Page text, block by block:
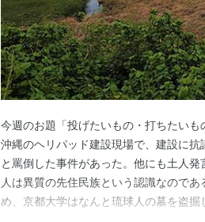
今週のお題「投げたいもの・打ちたいも
沖縄のヘリパッド建設現場で、建設に抗
と罵倒した事件があった。他にも土人
人は異質の先住民族という認識なので
め、京都大学はなんと琉球人の墓を盗